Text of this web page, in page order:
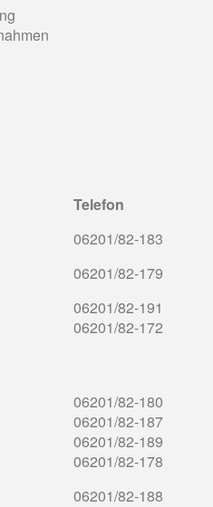
Telefon
06201/82-183
06201/82-179
06201/82-191
06201/82-172
06201/82-180
06201/82-187
06201/82-189
06201/82-178
06201/82-188